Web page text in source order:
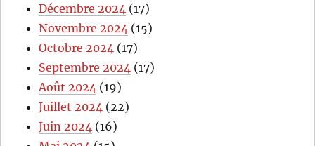
Décembre 2024 (17)
Novembre 2024 (15)
Octobre 2024 (17)
Septembre 2024 (17)
Août 2024 (19)
Juillet 2024 (22)
Juin 2024 (16)